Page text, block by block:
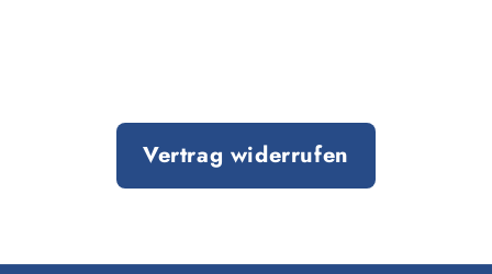
Vertrag widerrufen